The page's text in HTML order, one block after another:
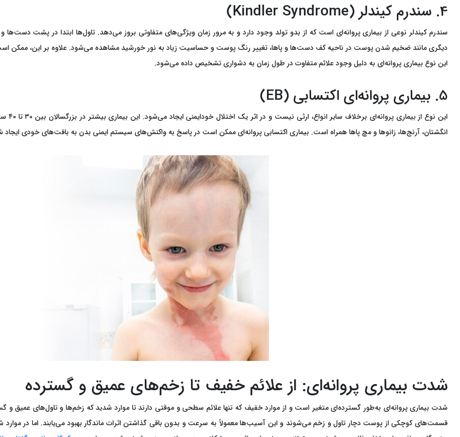
4. سندرم کیندلر (Kindler Syndrome)
سندرم کیندلر نوعی از بیماری پروانه‌ای است که از بدو تولد وجود دارد و به مرور زمان ویژگی‌های متفاوتی بروز می‌دهد. تاول‌ها ابتدا در پشت دست‌ها
دیگری مانند ضخیم شدن پوست در ناحیه کف دست‌ها و پاها، تغییر رنگ پوست و حساسیت زیاد به نور خورشید مشاهده می‌شود. علاوه بر این، ممکن
این نوع بیماری پروانه‌ای به دلیل وجود علائم متفاوت در طول زمان به دشواری تشخیص داده می‌شود.
5. بیماری پروانه‌ای اکتسابی (EB)
این
انگشتان، آرنج‌ها، زانوها و مچ پاها همراه است. بیماری اکتسابی پروانه‌ای ممکن است در پاسخ به واکنش‌های سیستم ایمنی بدن به بافت‌های خودی ایجاد
شدت بیماری پروانه‌ای: از علائم خفیف تا زخم‌های عمیق و گسترده
شدت بیماری پروانه‌ای به‌طور گسترده‌ای متغیر است و از موارد خفیف که تنها علائم سطحی و موقتی دارند تا موارد شدید که زخم‌ها و تاول‌های عمیق و
قسمت‌های کوچکی از پوست دچار تاول و زخم می‌شوند و این آسیب‌ها معمولاً به سرعت و بدون باقی گذاشتن اثرات ماندگار بهبود می‌یابند. اما در